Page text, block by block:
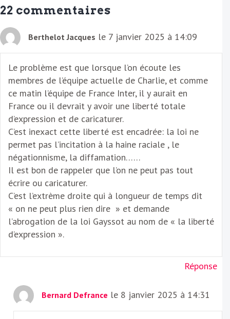
i
l
22 commentaires
Berthelot Jacques le 7 janvier 2025 à 14:09
Le problème est que lorsque l’on écoute les
membres de l’équipe actuelle de Charlie, et comme
ce matin l’équipe de France Inter, il y aurait en
France ou il devrait y avoir une liberté totale
d’expression et de caricaturer.
C’est inexact cette liberté est encadrée: la loi ne
permet pas l’incitation à la haine raciale , le
négationnisme, la diffamation……
Il est bon de rappeler que l’on ne peut pas tout
écrire ou caricaturer.
C’est l’extrème droite qui à longueur de temps dit
« on ne peut plus rien dire » et demande
l’abrogation de la loi Gayssot au nom de « la liberté
d’expression ».
Réponse
Bernard Defrance le 8 janvier 2025 à 14:31